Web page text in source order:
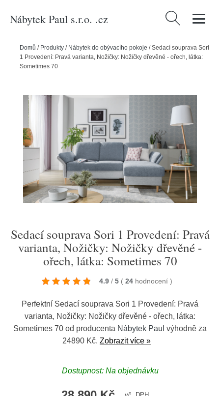
Nábytek Paul s.r.o. .cz Vyhledávání
Domů / Produkty / Nábytek do obývacího pokoje /Sedací souprava Sori
1 Provedení: Pravá varianta, Nožičky: Nožičky dřevěné - ořech, látka:
Sometimes 70
Sedací souprava Sori 1 Provedení: Pravá
varianta, Nožičky: Nožičky dřevěné -
ořech, látka: Sometimes 70
4.9 / 5 ( 24 hodnocení )
Perfektní Sedací souprava Sori 1 Provedení: Pravá
varianta, Nožičky: Nožičky dřevěné - ořech, látka:
Sometimes 70 od producenta Nábytek Paul výhodně za
24890 Kč. Zobrazit více »
Dostupnost: Na objednávku